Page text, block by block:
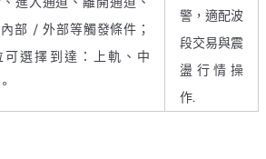
部 / 外部等觸發條件；
可選擇到達：上軌、中
警，適配波
段交易與震
盪行情操
作.